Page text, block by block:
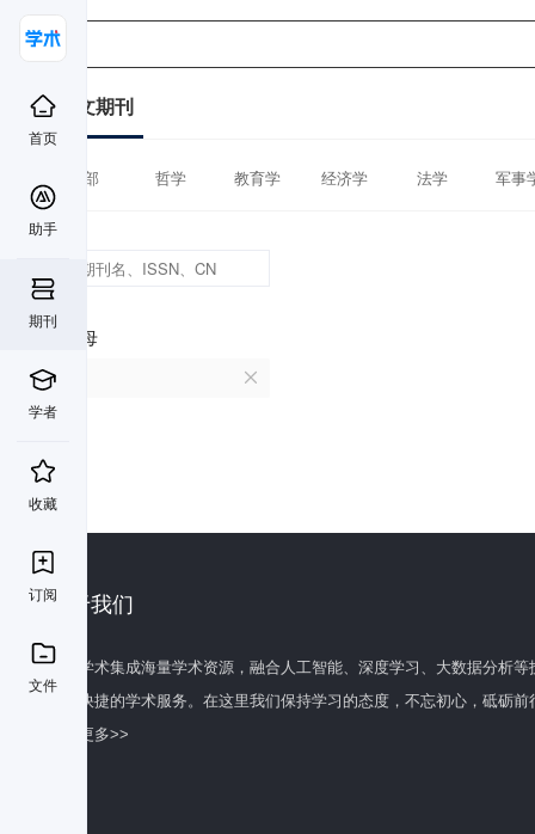
首页
助手
期刊
学者
收藏
订阅
文件
中文期刊
全部 哲学 教育学 经济学 法学 军事
首字母
O
关于我们
百度学术集成海量学术资源，融合人工智能、深度学习、大数据分析
全面快捷的学术服务。在这里我们保持学习的态度，不忘初心，砥砺前
了解更多>>